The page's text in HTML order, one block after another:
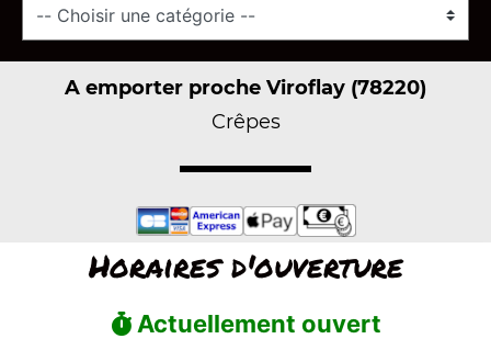
A emporter proche Viroflay (78220)
Crêpes
Horaires d'ouverture
Actuellement ouvert